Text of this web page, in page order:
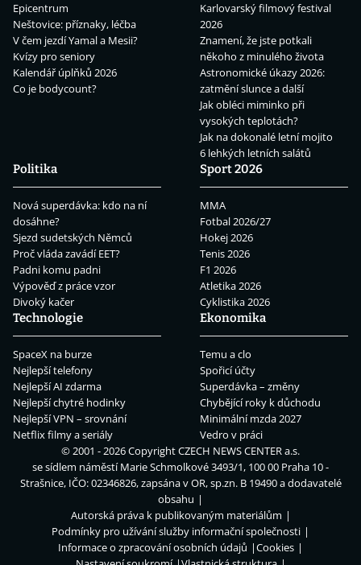
Epicentrum
Neštovice: příznaky, léčba
V čem jezdí Yamal a Mesii?
Kvízy pro seniory
Kalendář úplňků 2026
Co je bodycount?
Karlovarský filmový festival
2026
Znamení, že jste potkali
někoho z minulého života
Astronomické úkazy 2026:
zatmění slunce a další
Jak obléci miminko při
vysokých teplotách?
Jak na dokonalé letní mojito
6 lehkých letních salátů
Politika
Nová superdávka: kdo na ní
dosáhne?
Sjezd sudetských Němců
Proč vláda zavádí EET?
Padni komu padni
Výpověď z práce vzor
Divoký kačer
Sport 2026
MMA
Fotbal 2026/27
Hokej 2026
Tenis 2026
F1 2026
Atletika 2026
Cyklistika 2026
Technologie
SpaceX na burze
Nejlepší telefony
Nejlepší AI zdarma
Nejlepší chytré hodinky
Nejlepší VPN – srovnání
Netflix filmy a seriály
Ekonomika
Temu a clo
Spořicí účty
Superdávka – změny
Chybějící roky k důchodu
Minimální mzda 2027
Vedro v práci
© 2001 - 2026 CopyrightCZECH NEWS CENTER a.s.
se sídlem náměstí Marie Schmolkové 3493/1, 100 00 Praha 10 -
Strašnice, IČO: 02346826, zapsána v OR, sp.zn. B 19490 a dodavatelé
obsahu
Autorská práva k publikovaným materiálům
Podmínky pro užívání služby informační společnosti
Informace o zpracování osobních údajů
Cookies